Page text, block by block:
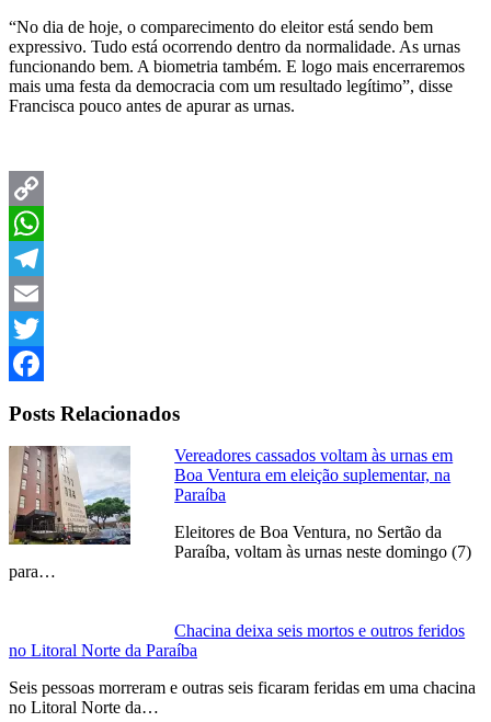
“No dia de hoje, o comparecimento do eleitor está sendo bem
expressivo. Tudo está ocorrendo dentro da normalidade. As urnas
funcionando bem. A biometria também. E logo mais encerraremos
mais uma festa da democracia com um resultado legítimo”, disse
Francisca pouco antes de apurar as urnas.
Copy
Link
WhatsApp
Telegram
Email
Twitter
Posts Relacionados
Vereadores cassados voltam às urnas em
Boa Ventura em eleição suplementar, na
Paraíba
Eleitores de Boa Ventura, no Sertão da
Paraíba, voltam às urnas neste domingo (7)
para…
Chacina deixa seis mortos e outros feridos
no Litoral Norte da Paraíba
Seis pessoas morreram e outras seis ficaram feridas em uma chacina
no Litoral Norte da…